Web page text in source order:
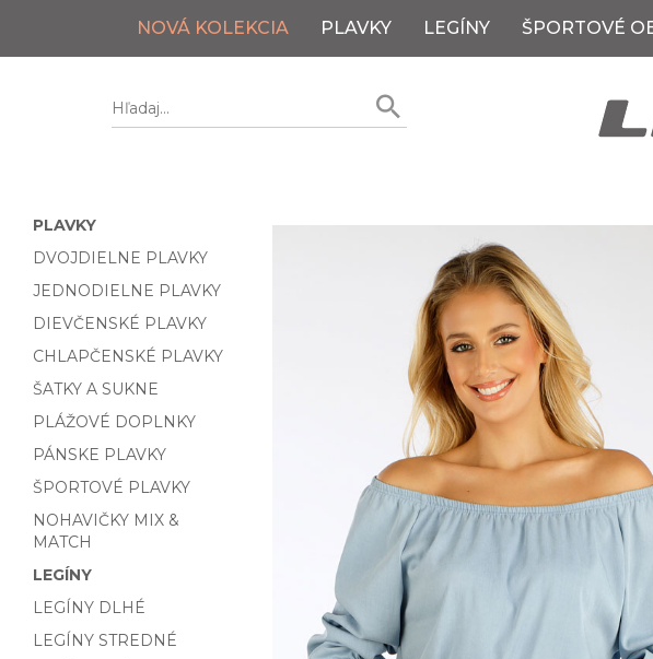
NOVÁ KOLEKCIA PLAVKY LEGÍNY ŠPORTOVÉ
PLAVKY
DVOJDIELNE PLAVKY
JEDNODIELNE PLAVKY
DIEVČENSKÉ PLAVKY
CHLAPČENSKÉ PLAVKY
ŠATKY A SUKNE
PLÁŽOVÉ DOPLNKY
PÁNSKE PLAVKY
ŠPORTOVÉ PLAVKY
NOHAVIČKY MIX &
MATCH
LEGÍNY
LEGÍNY DLHÉ
LEGÍNY STREDNÉ